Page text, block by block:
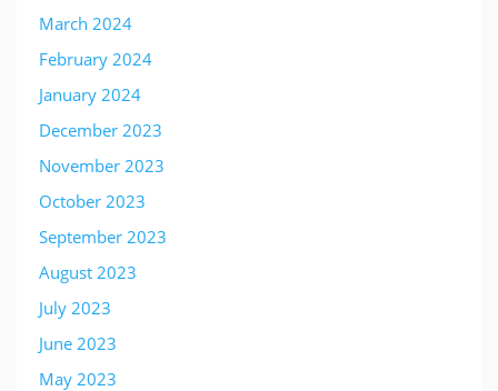
March 2024
February 2024
January 2024
December 2023
November 2023
October 2023
September 2023
August 2023
July 2023
June 2023
May 2023